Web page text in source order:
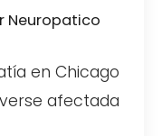
Neuropatico
en Chicago
afectada